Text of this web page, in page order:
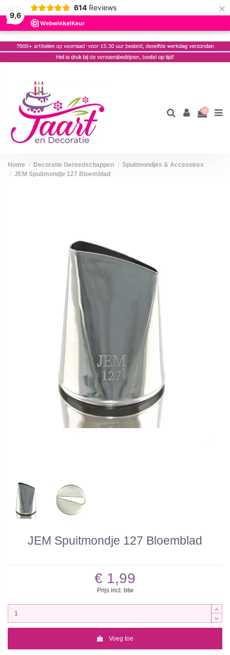
9,6
614 Reviews ×
0
Home Decoratie Gereedschappen
Spuitmondjes & Accesoires
JEM Spuitmondje 127 Bloemblad
JEM Spuitmondje 127 Bloemblad
€ 1,99
Prijs incl. btw
Voeg toe